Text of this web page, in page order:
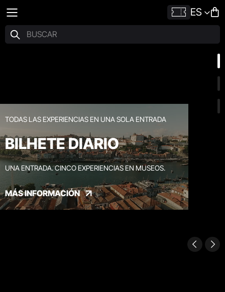
ES
TODAS LAS EXPERIENCIAS EN UNA SOLA ENTRADA
BILHETE DIARIO
UNA ENTRADA. CINCO EXPERIENCIAS EN MUSEOS.
MÁS INFORMACIÓN